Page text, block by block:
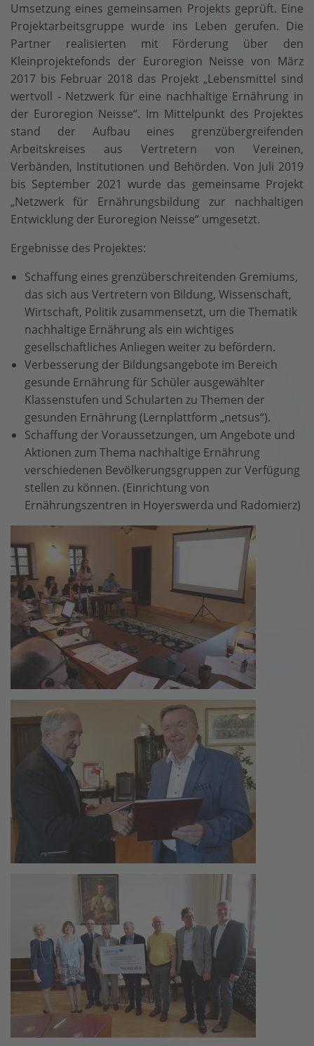
Umsetzung eines gemeinsamen Projekts geprüft. Eine
Projektarbeitsgruppe wurde ins Leben gerufen. Die
Partner realisierten mit Förderung über den
Kleinprojektefonds der Euroregion Neisse von März
2017 bis Februar 2018 das Projekt „Lebensmittel sind
wertvoll - Netzwerk für eine nachhaltige Ernährung in
der Euroregion Neisse“. Im Mittelpunkt des Projektes
stand der Aufbau eines grenzübergreifenden
Arbeitskreises aus Vertretern von Vereinen,
Verbänden, Institutionen und Behörden. Von Juli 2019
bis September 2021 wurde das gemeinsame Projekt
„Netzwerk für Ernährungs­bildung zur nachhaltigen
Entwicklung der Euroregion Neisse“ umgesetzt.
Ergebnisse des Projektes:
Schaffung eines grenzüberschreitenden Gremiums,
das sich aus Vertretern von Bildung, Wissenschaft,
Wirtschaft, Politik zusammensetzt, um die Thematik
nachhaltige Ernährung als ein wichtiges
gesellschaftliches Anliegen weiter zu befördern.
Verbesserung der Bildungsangebote im Bereich
gesunde Ernährung für Schüler ausgewählter
Klassenstufen und Schularten zu Themen der
gesunden Ernährung (Lernplattform „netsus“).
Schaffung der Voraussetzungen, um Angebote und
Aktionen zum Thema nachhaltige Ernährung
verschiedenen Bevölkerungsgruppen zur Verfügung
stellen zu können. (Einrichtung von
Ernährungszentren in Hoyerswerda und Radomierz)